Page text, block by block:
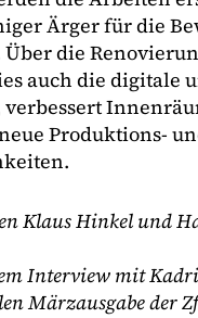
Ärger für die
die
auch die digitale
Produktions-
Klaus Hinkel und
Interview mit
Märzausgabe der